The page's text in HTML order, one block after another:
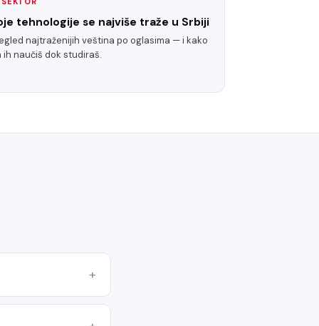
tehnologije se najviše traže u Srbiji
najtraženijih veština po oglasima — i kako
ih naučiš dok studiraš.